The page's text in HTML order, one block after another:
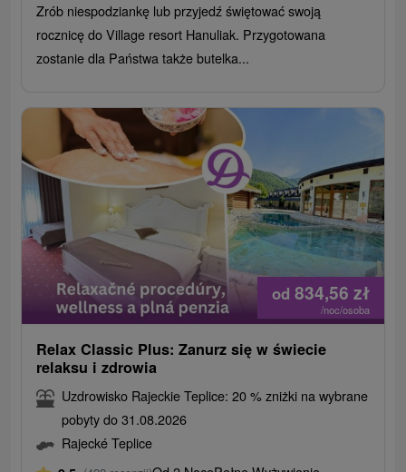
Zrób niespodziankę lub przyjedź świętować swoją
rocznicę do Village resort Hanuliak. Przygotowana
zostanie dla Państwa także butelka...
od 834,56 zł
/noc/osoba
Relax Classic Plus: Zanurz się w świecie
relaksu i zdrowia
Uzdrowisko Rajeckie Teplice: 20 % zniżki na wybrane
pobyty do 31.08.2026
Rajecké Teplice